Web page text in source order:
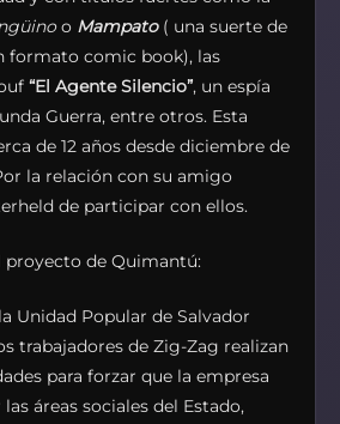
o Mampato( una suerte de
formato comic book), las
“El Agente Silencio”, un espía
Guerra, entre otros. Esta
de 12 años desde diciembre de
la relación con su amigo
de participar con ellos.
proyecto de Quimantú:
Unidad Popular de Salvador
trabajadores de Zig-Zag realizan
para forzar que la empresa
áreas sociales del Estado,